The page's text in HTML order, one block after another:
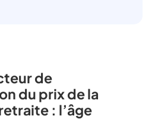
de
du prix de la
: l’âge